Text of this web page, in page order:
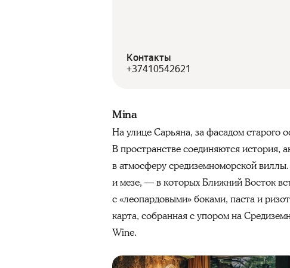
Контакты
+37410542621
Mina
На улице Сарьяна, за фасадом старого
В пространстве соединяются история,
в атмосферу средиземноморской
и мезе, — в которых Ближний Восток
с «леопардовыми» боками, паста и
карта, собранная с упором на
Wine.